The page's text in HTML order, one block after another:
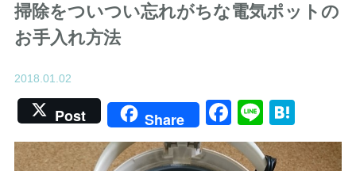
掃除をついつい忘れがちな電気ポットの
お手入れ方法
2018.01.02
Post Share Facebook
Line